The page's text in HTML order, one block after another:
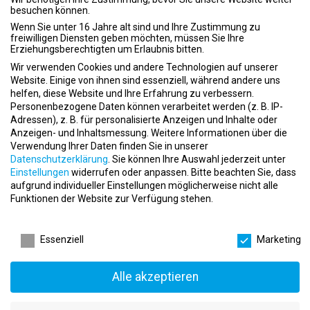
07.02.2025
apartment
placeWennigsen (Deister)
Studierende (m/w/d) für Bachelor-
Studiengang an der DHfPG in Werl gesucht!
event 27.01.2025
apartmentKörperformen
besuchen können.
Wenn Sie unter 16 Jahre alt sind und Ihre Zustimmung zu
freiwilligen Diensten geben möchten, müssen Sie Ihre
Erziehungsberechtigten um Erlaubnis bitten.
Wir verwenden Cookies und andere Technologien auf unserer
Website. Einige von ihnen sind essenziell, während andere uns
helfen, diese Website und Ihre Erfahrung zu verbessern.
Personenbezogene Daten können verarbeitet werden (z. B. IP-
Adressen), z. B. für personalisierte Anzeigen und Inhalte oder
Anzeigen- und Inhaltsmessung. Weitere Informationen über die
Verwendung Ihrer Daten finden Sie in unserer
Datenschutzerklärung Sie können Ihre Auswahl jederzeit unter
Einstellungen widerrufen oder anpassen. Bitte beachten Sie, dass
aufgrund individueller Einstellungen möglicherweise nicht alle
Funktionen der Website zur Verfügung stehen.
Essenziell
Marketing
Alle akzeptieren